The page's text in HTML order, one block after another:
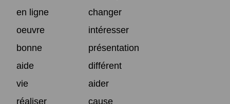
en ligne
changer
oeuvre
intéresser
bonne
présentation
aide
différent
vie
aider
réaliser
cause